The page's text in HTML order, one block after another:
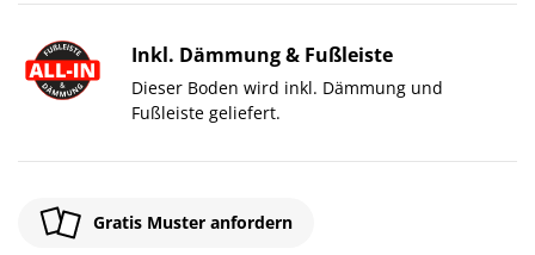
Inkl. Dämmung & Fußleiste
Dieser Boden wird inkl. Dämmung und
Fußleiste geliefert.
Gratis Muster anfordern